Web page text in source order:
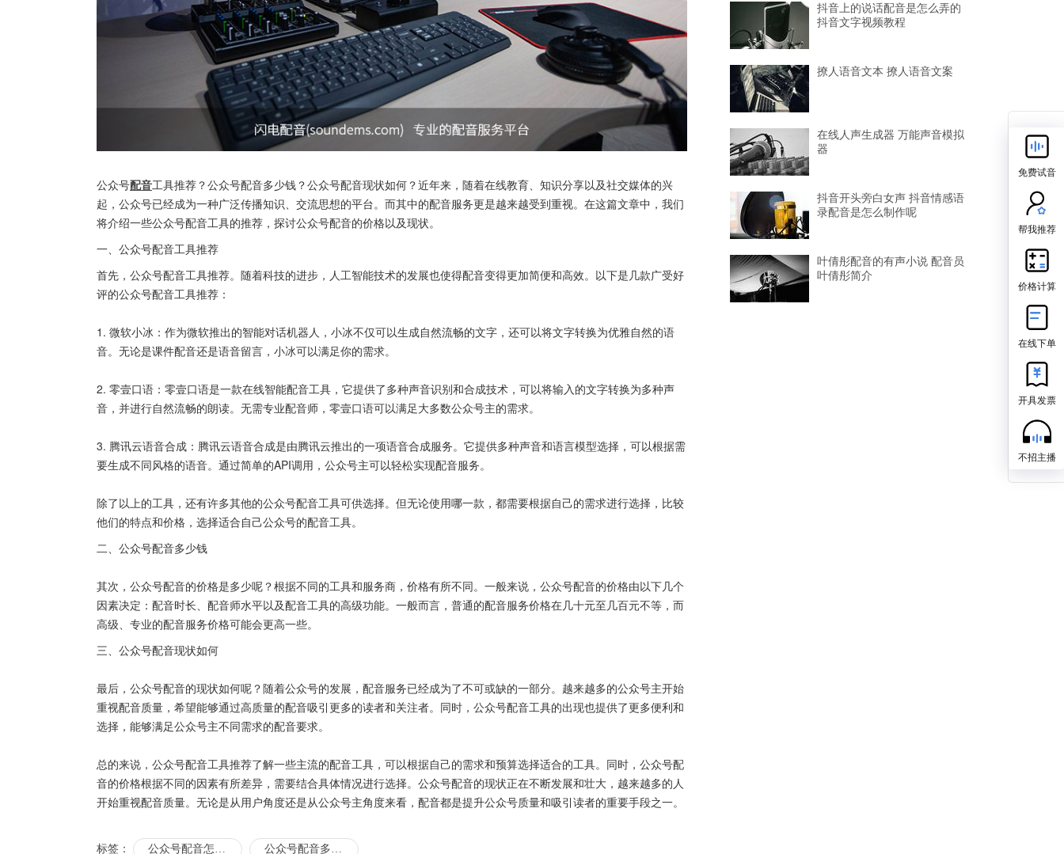
公众号配音工具推荐？公众号配音多少钱？公众号配音现状如何？近年来，随着在线教育、知识分享以及社交媒体的兴
起，公众号已经成为一种广泛传播知识、交流思想的平台。而其中的配音服务更是越来越受到重视。在这篇文章中，我们
将介绍一些公众号配音工具的推荐，探讨公众号配音的价格以及现状。
一、公众号配音工具推荐
首先，公众号配音工具推荐。随着科技的进步，人工智能技术的发展也使得配音变得更加简便和高效。以下是几款广受好
评的公众号配音工具推荐：
1. 微软小冰：作为微软推出的智能对话机器人，小冰不仅可以生成自然流畅的文字，还可以将文字转换为优雅自然的语
音。无论是课件配音还是语音留言，小冰可以满足你的需求。
2. 零壹口语：零壹口语是一款在线智能配音工具，它提供了多种声音识别和合成技术，可以将输入的文字转换为多种声
音，并进行自然流畅的朗读。无需专业配音师，零壹口语可以满足大多数公众号主的需求。
3. 腾讯云语音合成：腾讯云语音合成是由腾讯云推出的一项语音合成服务。它提供多种声音和语言模型选择，可以根据需
要生成不同风格的语音。通过简单的API调用，公众号主可以轻松实现配音服务。
除了以上的工具，还有许多其他的公众号配音工具可供选择。但无论使用哪一款，都需要根据自己的需求进行选择，比较
他们的特点和价格，选择适合自己公众号的配音工具。
二、公众号配音多少钱
其次，公众号配音的价格是多少呢？根据不同的工具和服务商，价格有所不同。一般来说，公众号配音的价格由以下几个
因素决定：配音时长、配音师水平以及配音工具的高级功能。一般而言，普通的配音服务价格在几十元至几百元不等，而
高级、专业的配音服务价格可能会更高一些。
三、公众号配音现状如何
最后，公众号配音的现状如何呢？随着公众号的发展，配音服务已经成为了不可或缺的一部分。越来越多的公众号主开始
重视配音质量，希望能够通过高质量的配音吸引更多的读者和关注者。同时，公众号配音工具的出现也提供了更多便利和
选择，能够满足公众号主不同需求的配音要求。
总的来说，公众号配音工具推荐了解一些主流的配音工具，可以根据自己的需求和预算选择适合的工具。同时，公众号配
音的价格根据不同的因素有所差异，需要结合具体情况进行选择。公众号配音的现状正在不断发展和壮大，越来越多的人
开始重视配音质量。无论是从用户角度还是从公众号主角度来看，配音都是提升公众号质量和吸引读者的重要手段之一。
标签： 公众号配音怎么制作 公众号配音多少钱
抖音上的说话配音是怎么弄的
抖音文字视频教程
撩人语音文本 撩人语音文案
在线人声生成器 万能声音模拟
器
抖音开头旁白女声 抖音情感语
录配音是怎么制作呢
叶倩彤配音的有声小说 配音员
叶倩彤简介
免费试音
帮我推荐
价格计算
在线下单
开具发票
不招主播